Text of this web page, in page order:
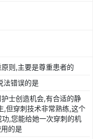
则,主要是尊重患者的
法错误的是
士创造机会,有合适的静
,但穿刺技术非常熟练,这个
,您能给她一次穿刺的机
的是